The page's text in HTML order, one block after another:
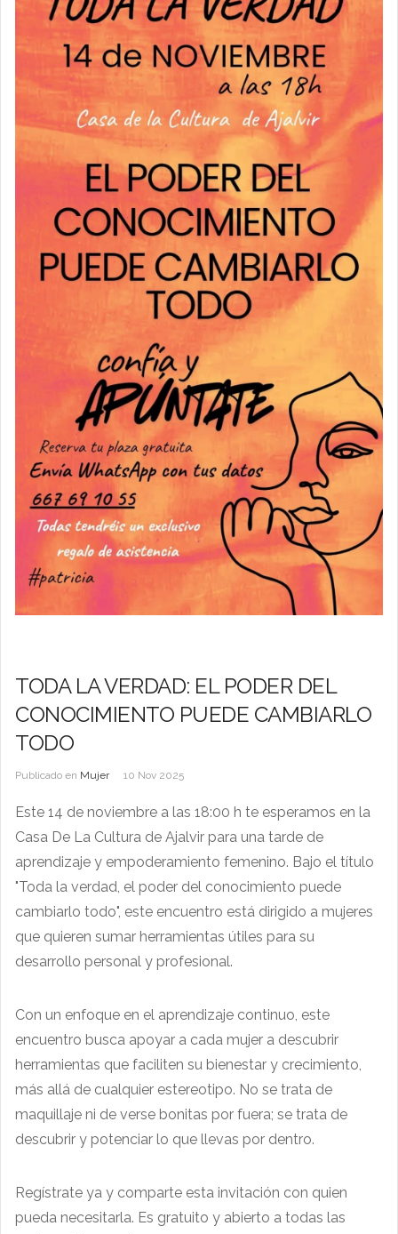
TODA LA VERDAD: EL PODER DEL
CONOCIMIENTO PUEDE CAMBIARLO
TODO
Publicado en Mujer 10 Nov 2025
Este 14 de noviembre a las 18:00 h te esperamos en la
Casa De La Cultura de Ajalvir para una tarde de
aprendizaje y empoderamiento femenino. Bajo el título
"Toda la verdad, el poder del conocimiento puede
cambiarlo todo", este encuentro está dirigido a mujeres
que quieren sumar herramientas útiles para su
desarrollo personal y profesional.
Con un enfoque en el aprendizaje continuo, este
encuentro busca apoyar a cada mujer a descubrir
herramientas que faciliten su bienestar y crecimiento,
más allá de cualquier estereotipo. No se trata de
maquillaje ni de verse bonitas por fuera; se trata de
descubrir y potenciar lo que llevas por dentro.
Regístrate ya y comparte esta invitación con quien
pueda necesitarla. Es gratuito y abierto a todas las